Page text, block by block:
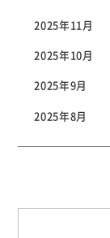
2025年11月
2025年10月
2025年9月
2025年8月